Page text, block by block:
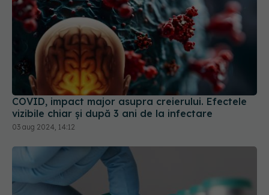
COVID, impact major asupra creierului. Efectele
vizibile chiar și după 3 ani de la infectare
03 aug 2024, 14:12